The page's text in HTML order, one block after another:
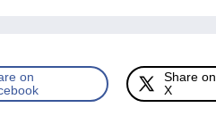
on
Share on
X